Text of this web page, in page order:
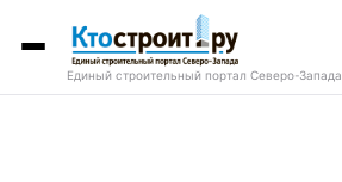
Единый строительный портал Северо-Запада